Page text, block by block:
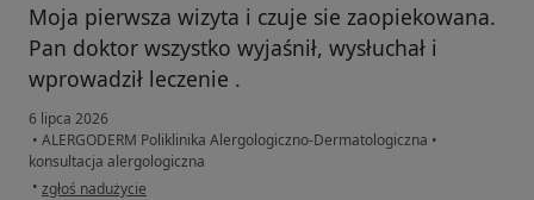
Moja pierwsza wizyta i czuje sie zaopiekowana.
Pan doktor wszystko wyjaśnił, wysłuchał i
wprowadził leczenie .
6 lipca 2026
• ALERGODERM Poliklinika Alergologiczno-Dermatologiczna •
konsultacja alergologiczna
• w opinii użytkownika Patrycja
zgłoś nadużycie